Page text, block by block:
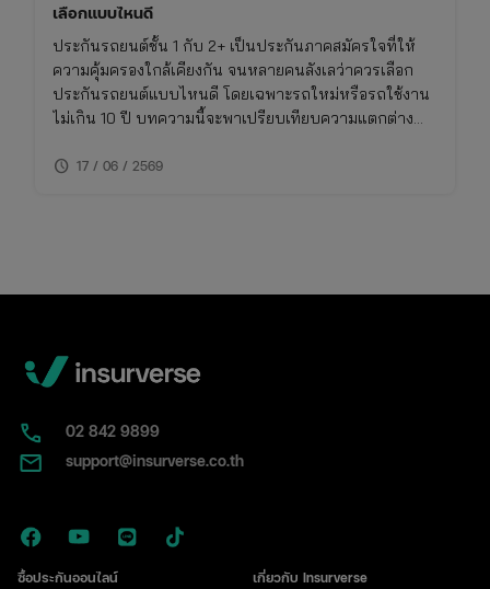
เลือกแบบไหนดี
ประกันรถยนต์ชั้น 1 กับ 2+ เป็นประกันภาคสมัครใจที่ให้
ความคุ้มครองใกล้เคียงกัน จนหลายคนลังเลว่าควรเลือก
ประกันรถยนต์แบบไหนดี โดยเฉพาะรถใหม่หรือรถใช้งาน
ไม่เกิน 10 ปี บทความนี้จะพาเปรียบเทียบความแตกต่าง
เทียบ ทั้งเรื่องความคุ้มครอง ค่าเบี้ย และความเหมาะสมใน
schedule 17 / 06 / 2569
02​ 842 9899
support@insurverse.co.th
ซื้อประกันออนไลน์
เกี่ยวกับ Insurverse